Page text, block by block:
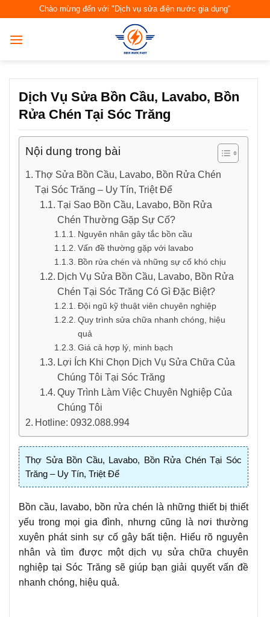
content
Chào mừng đến với "Dịch vụ sửa điện nước gia dụng"
Dịch Vụ Sửa Bồn Cầu, Lavabo, Bồn
Rửa Chén Tại Sóc Trăng
Nội dung trong bài
Thợ Sửa Bồn Cầu, Lavabo, Bồn Rửa Chén
Tại Sóc Trăng – Uy Tín, Triệt Để
Tại Sao Bồn Cầu, Lavabo, Bồn Rửa
Chén Thường Gặp Sự Cố?
Nguyên nhân gây tắc bồn cầu
Vấn đề thường gặp với lavabo
Bồn rửa chén và những sự cố khó chịu
Dịch Vụ Sửa Bồn Cầu, Lavabo, Bồn Rửa
Chén Tại Sóc Trăng Có Gì Đặc Biệt?
Đội ngũ kỹ thuật viên chuyên nghiệp
Quy trình sửa chữa nhanh chóng, hiệu
quả
Giá cả hợp lý, minh bạch
Lợi Ích Khi Chọn Dịch Vụ Sửa Chữa Của
Chúng Tôi Tại Sóc Trăng
Quy Trình Làm Việc Chuyên Nghiệp Của
Chúng Tôi
Hotline: 0932.088.994
Thợ Sửa Bồn Cầu, Lavabo, Bồn Rửa Chén Tại Sóc
Trăng – Uy Tín, Triệt Để
Bồn cầu, lavabo, bồn rửa chén là những thiết bị thiết
yếu trong mọi gia đình, nhưng cũng là nơi thường
xuyên phát sinh sự cố gây bất tiện. Hiểu rõ nguyên
nhân và tìm được một dịch vụ sửa chữa chuyên
nghiệp tại Sóc Trăng sẽ giúp bạn giải quyết vấn đề
nhanh chóng, hiệu quả.